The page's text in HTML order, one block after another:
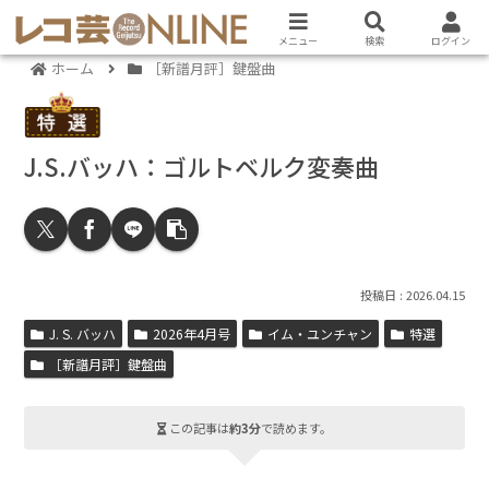
ホーム ［新譜月評］鍵盤曲
J.S.バッハ：ゴルトベルク変奏曲
2026.04.15
J. S. バッハ 2026年4月号 イム・ユンチャン
特選
［新譜月評］鍵盤曲
この記事は約3分で読めます。
メニュー 検索 ログイン